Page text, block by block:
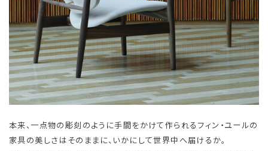
本来、一点物の彫刻のように手間をかけて作られるフィン・ユールの
家具の美しさはそのままに、いかにして世界中へ届けるか。